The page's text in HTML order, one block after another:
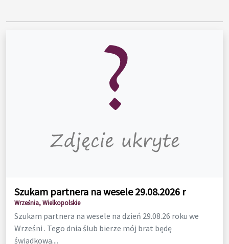
Szukam partnera na wesele 29.08.2026 r
Września, Wielkopolskie
Szukam partnera na wesele na dzień 29.08.26 roku we
Wrześni . Tego dnia ślub bierze mój brat będę
świadkową....